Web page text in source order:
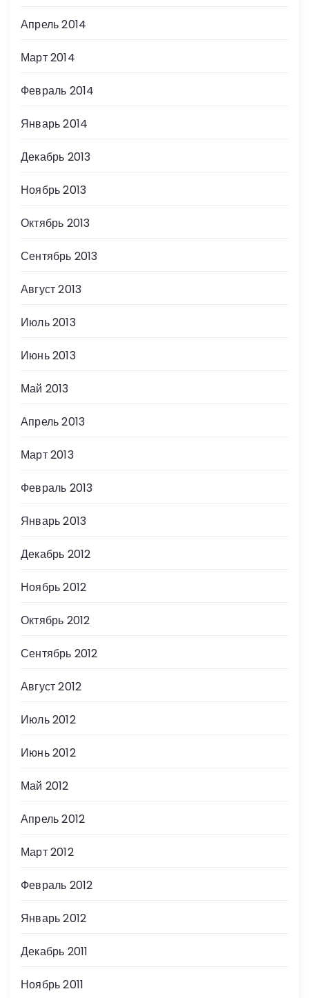
Апрель 2014
Март 2014
Февраль 2014
Январь 2014
Декабрь 2013
Ноябрь 2013
Октябрь 2013
Сентябрь 2013
Август 2013
Июль 2013
Июнь 2013
Май 2013
Апрель 2013
Март 2013
Февраль 2013
Январь 2013
Декабрь 2012
Ноябрь 2012
Октябрь 2012
Сентябрь 2012
Август 2012
Июль 2012
Июнь 2012
Май 2012
Апрель 2012
Март 2012
Февраль 2012
Январь 2012
Декабрь 2011
Ноябрь 2011